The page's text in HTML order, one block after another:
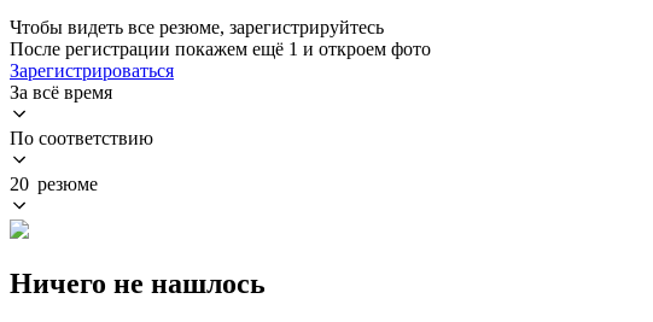
Чтобы видеть все резюме, зарегистрируйтесь
После регистрации покажем ещё 1 и откроем фото
Зарегистрироваться
За всё время
По соответствию
20 резюме
Ничего не нашлось